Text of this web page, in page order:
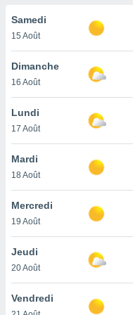
et
»,
de
ou
de
le
ainsi
la
du
Samedi
15 Août
Dimanche
16 Août
Lundi
17 Août
Mardi
18 Août
Mercredi
19 Août
Jeudi
20 Août
Vendredi